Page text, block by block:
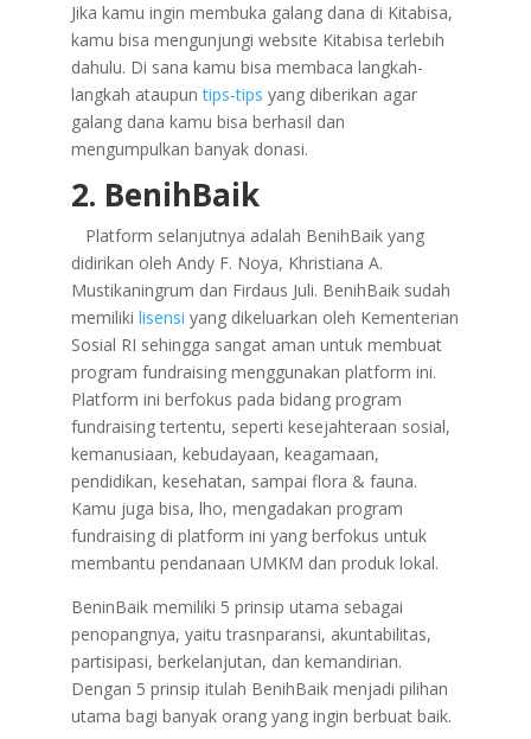
Jika kamu ingin membuka galang dana di Kitabisa,
kamu bisa mengunjungi website Kitabisa terlebih
dahulu. Di sana kamu bisa membaca langkah-
langkah ataupun tips-tips yang diberikan agar
galang dana kamu bisa berhasil dan
mengumpulkan banyak donasi.
2. BenihBaik
Platform selanjutnya adalah BenihBaik yang
didirikan oleh Andy F. Noya, Khristiana A.
Mustikaningrum dan Firdaus Juli. BenihBaik sudah
memiliki lisensi yang dikeluarkan oleh Kementerian
Sosial RI sehingga sangat aman untuk membuat
program fundraising menggunakan platform ini.
Platform ini berfokus pada bidang program
fundraising tertentu, seperti kesejahteraan sosial,
kemanusiaan, kebudayaan, keagamaan,
pendidikan, kesehatan, sampai flora & fauna.
Kamu juga bisa, lho, mengadakan program
fundraising di platform ini yang berfokus untuk
membantu pendanaan UMKM dan produk lokal.
BeninBaik memiliki 5 prinsip utama sebagai
penopangnya, yaitu trasnparansi, akuntabilitas,
partisipasi, berkelanjutan, dan kemandirian.
Dengan 5 prinsip itulah BenihBaik menjadi pilihan
utama bagi banyak orang yang ingin berbuat baik.